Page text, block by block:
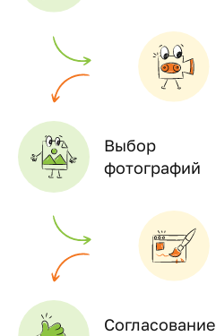
Выбор
фотографий
Согласование